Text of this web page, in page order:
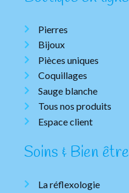
Pierres
Bijoux
Pièces uniques
Coquillages
Sauge blanche
Tous nos produits
Espace client
Soins & Bien être
La réflexologie